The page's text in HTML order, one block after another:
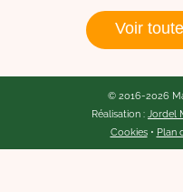
Voir
© 2016-2026
Réalisation : Jordel
Cookies• Plan